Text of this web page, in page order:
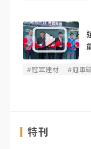
#冠軍建材 #冠軍
特刊